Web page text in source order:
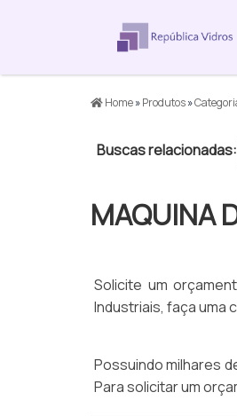
Home»Produtos»
Buscas relacionadas:
MAQUINA
Solicite um
Industriais, faça uma
Possuindo milhares
Para solicitar um